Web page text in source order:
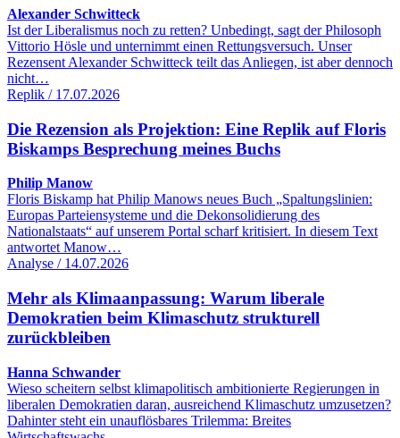
Alexander Schwitteck
Ist der Liberalismus noch zu retten? Unbedingt, sagt der Philosoph
Vittorio Hösle und unternimmt einen Rettungsversuch. Unser
Rezensent Alexander Schwitteck teilt das Anliegen, ist aber dennoch
nicht…
Replik / 17.07.2026
Die Rezension als Projektion: Eine Replik auf Floris
Biskamps Besprechung meines Buchs
Philip Manow
Floris Biskamp hat Philip Manows neues Buch „Spaltungslinien:
Europas Parteiensysteme und die Dekonsolidierung des
Nationalstaats“ auf unserem Portal scharf kritisiert. In diesem Text
antwortet Manow…
Analyse / 14.07.2026
Mehr als Klimaanpassung: Warum liberale
Demokratien beim Klimaschutz strukturell
zurückbleiben
Hanna Schwander
Wieso scheitern selbst klimapolitisch ambitionierte Regierungen in
liberalen Demokratien daran, ausreichend Klimaschutz umzusetzen?
Dahinter steht ein unauflösbares Trilemma: Breites